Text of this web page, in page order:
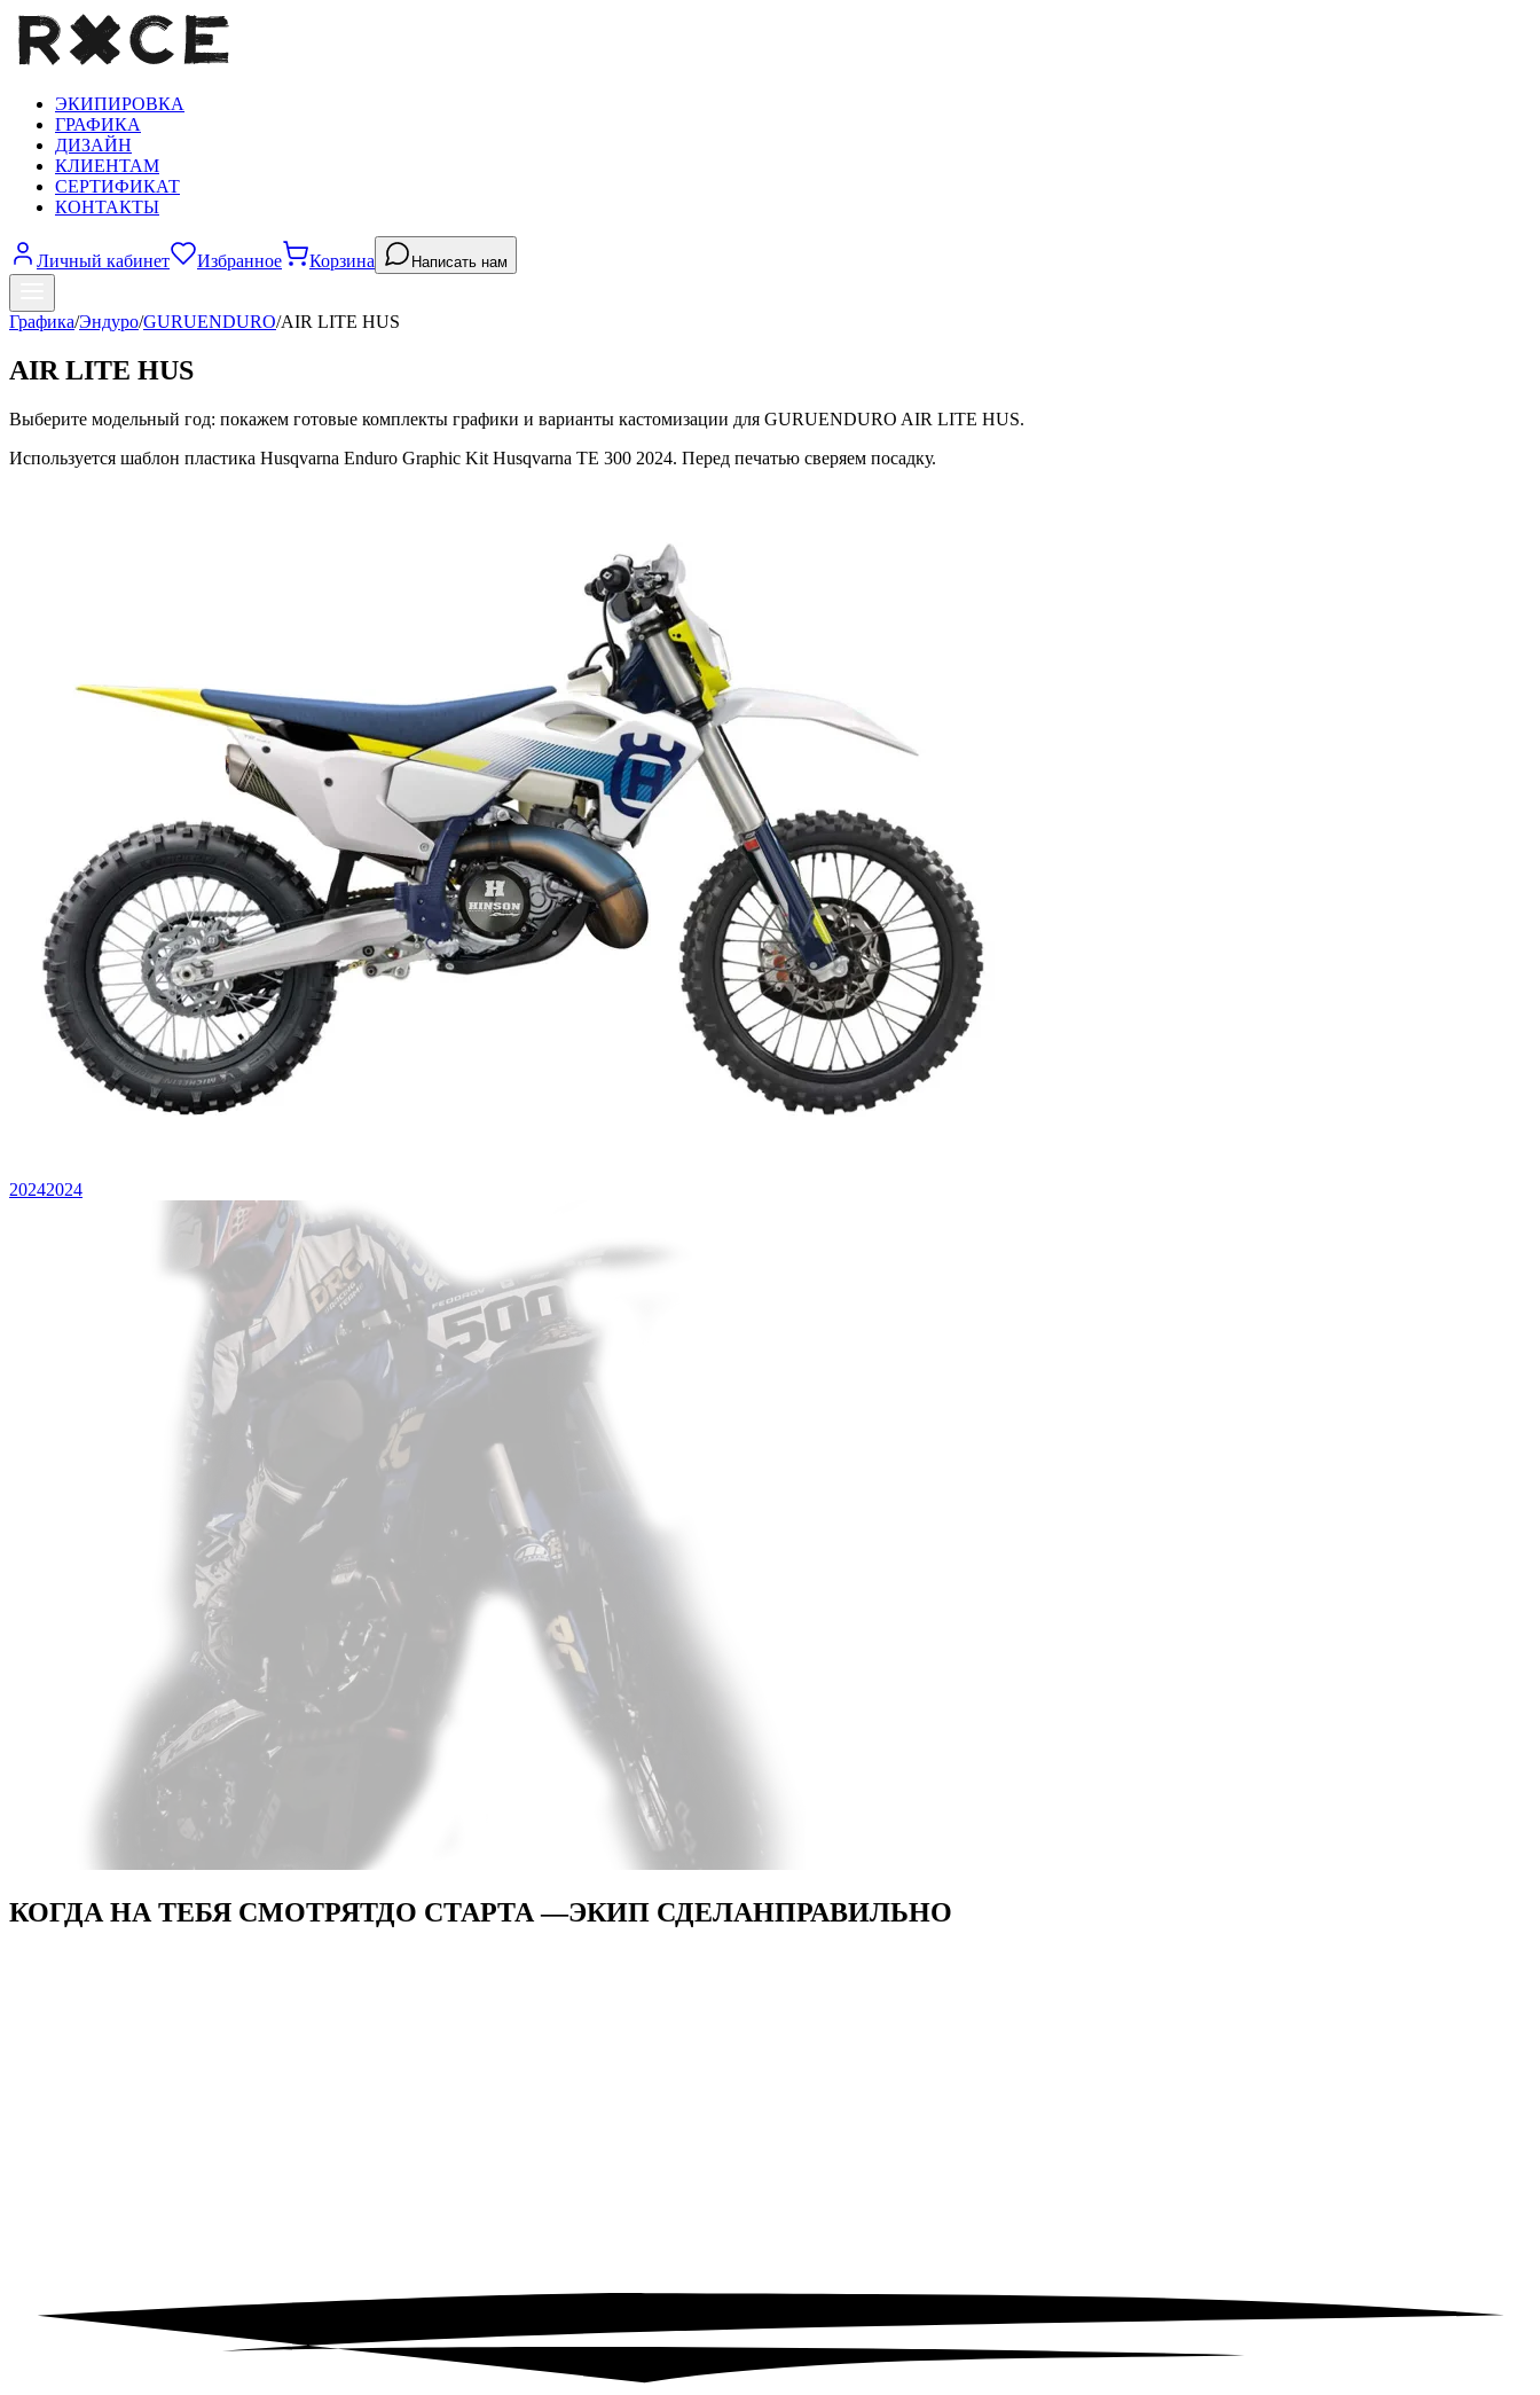
ЭКИПИРОВКА
ГРАФИКА
ДИЗАЙН
КЛИЕНТАМ
СЕРТИФИКАТ
КОНТАКТЫ
Личный кабинет Избранное Корзина Написать нам
Графика/Эндуро/GURUENDURO/AIR LITE HUS
AIR LITE HUS
Выберите модельный год: покажем готовые комплекты графики и варианты кастомизации для GURUENDURO AIR LITE HUS.
Используется шаблон пластика Husqvarna Enduro Graphic Kit Husqvarna TE 300 2024. Перед печатью сверяем посадку.
20242024
КОГДА НА ТЕБЯ СМОТРЯТДО СТАРТА —ЭКИП СДЕЛАНПРАВИЛЬНО